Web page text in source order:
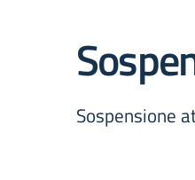
Sospensione